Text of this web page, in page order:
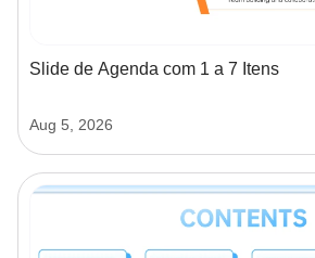
Slide de Agenda com 1 a 7 Itens
Aug 5, 2026